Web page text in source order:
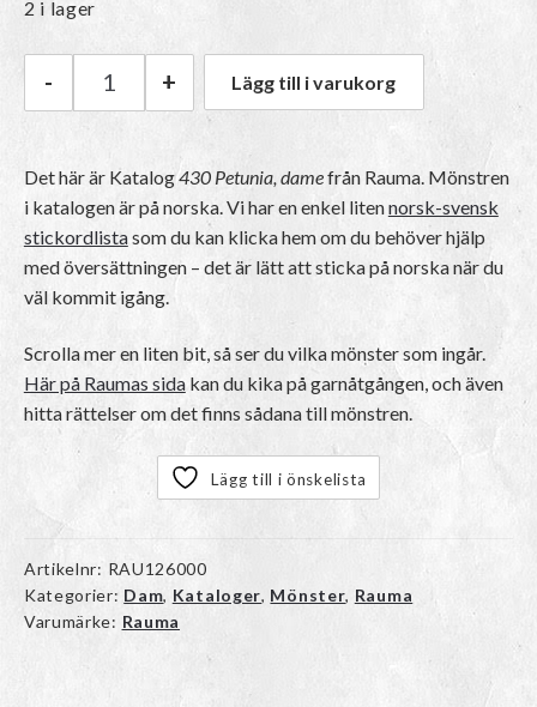
2 i lager
Rauma Katalog 430 Petunia, dame mängd
- + Lägg till i varukorg
Det här är Katalog430 Petunia, damefrån Rauma. Mönstren
i katalogen är på norska. Vi har en enkel litennorsk-svensk
stickordlistasom du kan klicka hem om du behöver hjälp
med översättningen – det är lätt att sticka på norska när du
väl kommit igång.
Scrolla mer en liten bit, så ser du vilka mönster som ingår.
Här på Raumas sidakan du kika på garnåtgången, och även
hitta rättelser om det finns sådana till mönstren.
Lägg till i önskelista
Artikelnr: RAU126000
Kategorier: Dam, Kataloger, Mönster, Rauma
Varumärke: Rauma